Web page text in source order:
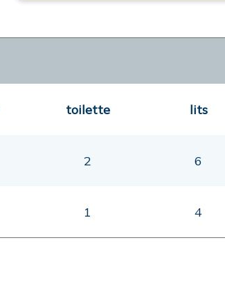
toilette lits
2 6
1 4